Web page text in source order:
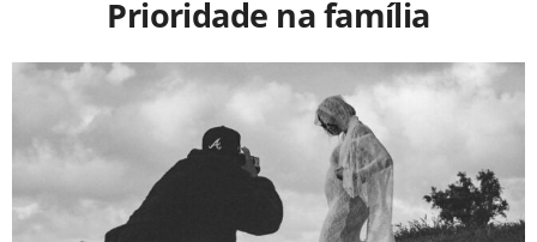
Prioridade na família